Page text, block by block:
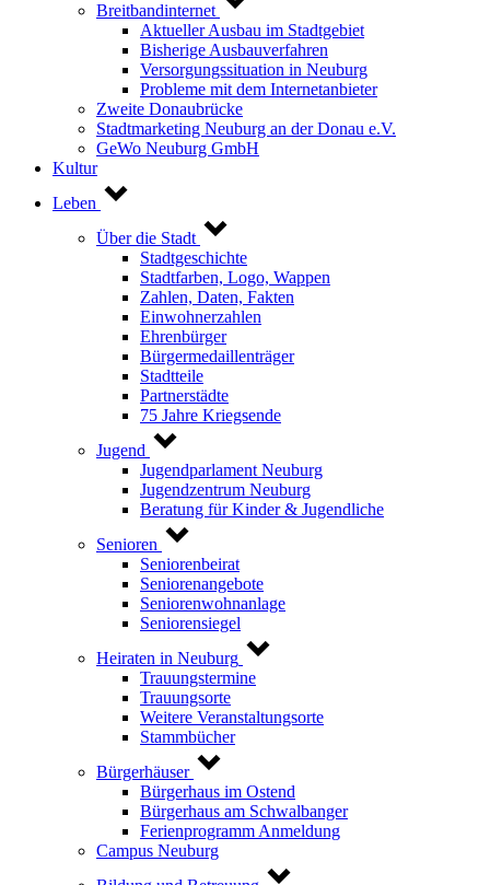
Breitbandinternet
Aktueller Ausbau im Stadtgebiet
Bisherige Ausbauverfahren
Versorgungssituation in Neuburg
Probleme mit dem Internetanbieter
Zweite Donaubrücke
Stadtmarketing Neuburg an der Donau e.V.
GeWo Neuburg GmbH
Kultur
Leben
Über die Stadt
Stadtgeschichte
Stadtfarben, Logo, Wappen
Zahlen, Daten, Fakten
Einwohnerzahlen
Ehrenbürger
Bürgermedaillenträger
Stadtteile
Partnerstädte
75 Jahre Kriegsende
Jugend
Jugendparlament Neuburg
Jugendzentrum Neuburg
Beratung für Kinder & Jugendliche
Senioren
Seniorenbeirat
Seniorenangebote
Seniorenwohnanlage
Seniorensiegel
Heiraten in Neuburg
Trauungstermine
Trauungsorte
Weitere Veranstaltungsorte
Stammbücher
Bürgerhäuser
Bürgerhaus im Ostend
Bürgerhaus am Schwalbanger
Ferienprogramm Anmeldung
Campus Neuburg